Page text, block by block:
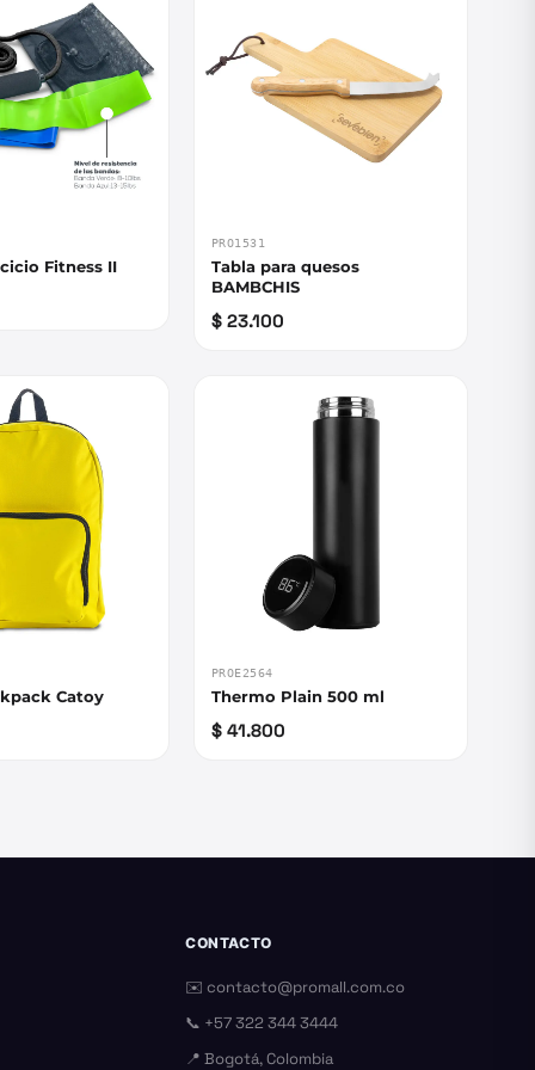
Fitness II
PRO1531
Tabla para quesos
BAMBCHIS
$ 23.100
Catoy
PROE2564
Thermo Plain 500 ml
$ 41.800
CONTACTO
✉️contacto@promall.com.co
📞 +57 322 344 3444
📍 Bogotá, Colombia